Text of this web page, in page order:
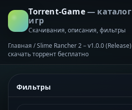
Torrent-Game—
игр
Скачивания, описания, фильтры
Главная /Slime Rancher 2 – v1.0.0
скачать торрент бесплатно
Фильтры